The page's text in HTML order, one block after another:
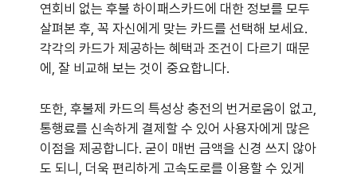
연회비 없는 후불 하이패스카드에 대한 정보를 모두
살펴본 후, 꼭 자신에게 맞는 카드를 선택해 보세요.
각각의 카드가 제공하는 혜택과 조건이 다르기 때문
에, 잘 비교해 보는 것이 중요합니다.
또한, 후불제 카드의 특성상 충전의 번거로움이 없고,
통행료를 신속하게 결제할 수 있어 사용자에게 많은
이점을 제공합니다. 굳이 매번 금액을 신경 쓰지 않아
도 되니, 더욱 편리하게 고속도로를 이용할 수 있게